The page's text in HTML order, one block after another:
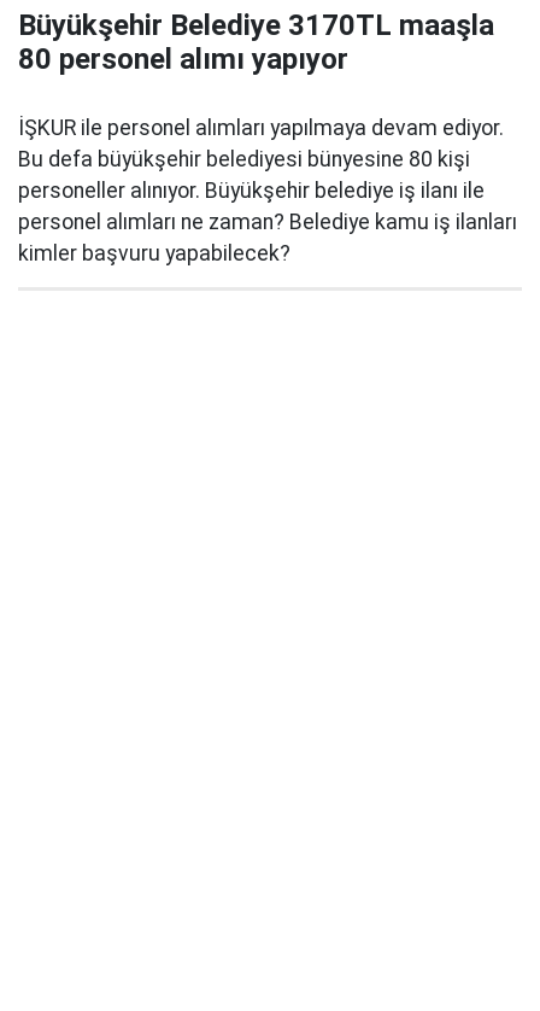
Büyükşehir Belediye 3170TL maaşla
80 personel alımı yapıyor
İŞKUR ile personel alımları yapılmaya devam ediyor.
Bu defa büyükşehir belediyesi bünyesine 80 kişi
personeller alınıyor. Büyükşehir belediye iş ilanı ile
personel alımları ne zaman? Belediye kamu iş ilanları
kimler başvuru yapabilecek?